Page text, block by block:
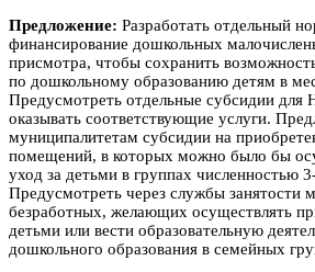
Предложение: Разработать отдельный
финансирование дошкольных
присмотра, чтобы сохранить
по дошкольному образованию детям в
Предусмотреть отдельные субсидии для
оказывать соответствующие услуги.
муниципалитетам субсидии на
помещений, в которых можно было бы
уход за детьми в группах численностью
Предусмотреть через службы занятости
безработных, желающих осуществлять
детьми или вести образовательную
дошкольного образования в семейных